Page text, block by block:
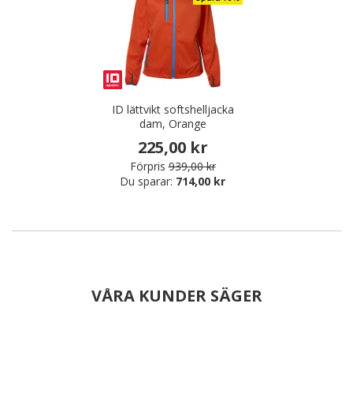
ID lättvikt softshelljacka
dam, Orange
225,00 kr
Förpris 939,00 kr
Du sparar: 714,00 kr
VÅRA KUNDER SÄGER